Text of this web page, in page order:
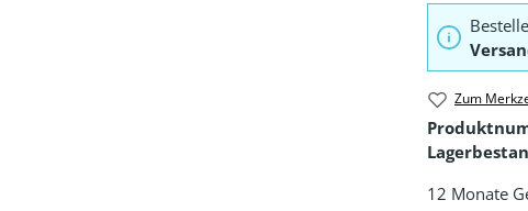
Zum
12 Monate